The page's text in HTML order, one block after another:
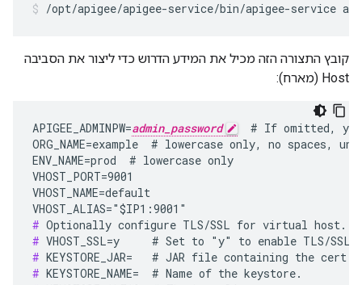
/opt/apigee/apigee-service/bin/apigee-service
קובץ התצורה הזה מכיל את המידע הדרוש כדי ליצור את הסביבה
Host (מארח):
APIGEE_ADMINPW=admin_password
# If omitted,
ORG_NAME=example  # lowercase only, no spaces,
ENV_NAME=prod  # lowercase only
VHOST_PORT=9001
VHOST_NAME=default
#
#
#
#